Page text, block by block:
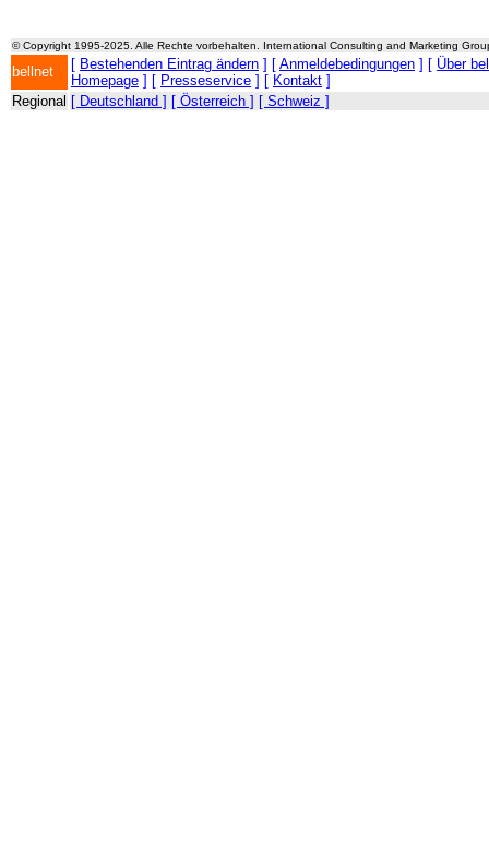
© Copyright 1995-2025. Alle Rechte vorbehalten. International Consulting and Marketing
bellnet [ Bestehenden Eintrag ändern ] [ Anmeldebedingungen ] [ Über
Homepage ] [ Presseservice ] [ Kontakt ]
Regional [ Deutschland ] [ Österreich ] [ Schweiz ]